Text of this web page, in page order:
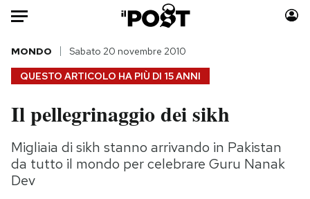
Auto
HOME
Italia
Politica
Moda
Consumismi
QUESTO ARTICOLO HA PIÙ DI 15 ANNI
MONDO Sabato 20 novembre 2010
Il pellegrinaggio dei sikh
Migliaia di sikh stanno arrivando in Pakistan
da tutto il mondo per celebrare Guru Nanak
Dev